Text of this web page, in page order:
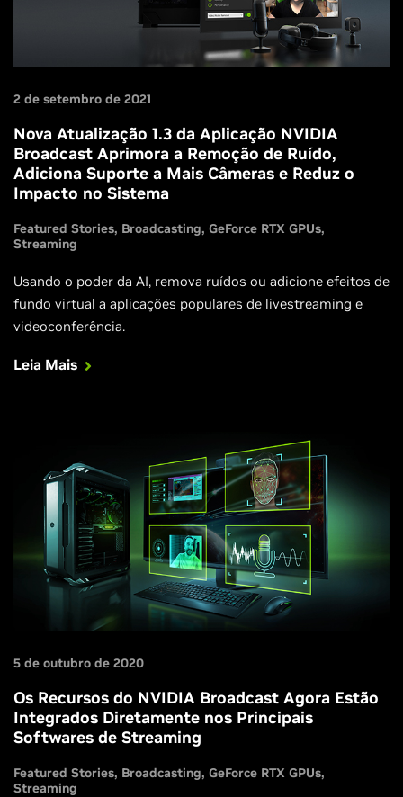
2 de setembro de 2021
Nova Atualização 1.3 da Aplicação NVIDIA
Broadcast Aprimora a Remoção de Ruído,
Adiciona Suporte a Mais Câmeras e Reduz o
Impacto no Sistema
Featured Stories Broadcasting GeForce RTX GPUs
Streaming
Usando o poder da AI, remova ruídos ou adicione efeitos de
fundo virtual a aplicações populares de livestreaming e
videoconferência.
Leia Mais
5 de outubro de 2020
Os Recursos do NVIDIA Broadcast Agora Estão
Integrados Diretamente nos Principais
Softwares de Streaming
Featured Stories Broadcasting GeForce RTX GPUs
Streaming